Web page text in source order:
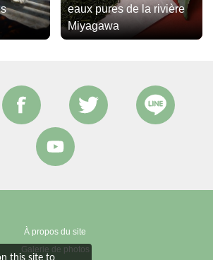
eaux pures de la rivière
Miyagawa
À propos du site
Galerie de photos
this site to